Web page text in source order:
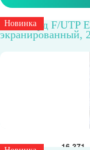
Патч-корд F/UTP
экранированный,
Новинка
Артикул 16-371